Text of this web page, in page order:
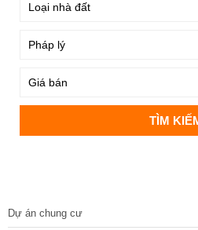
Dự án chung cư